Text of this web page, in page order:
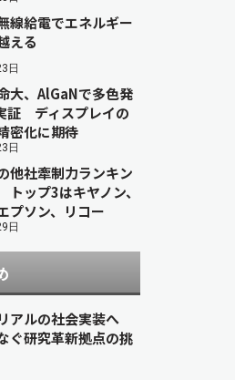
線給電でエネルギー
える
日
大、AlGaNで多色発
証 ディスプレイの
密化に期待
日
他社牽制力ランキン
ップ3はキヤノン、
プソン、リコー
日
アルの社会実装へ
ぐ研究革新拠点の挑